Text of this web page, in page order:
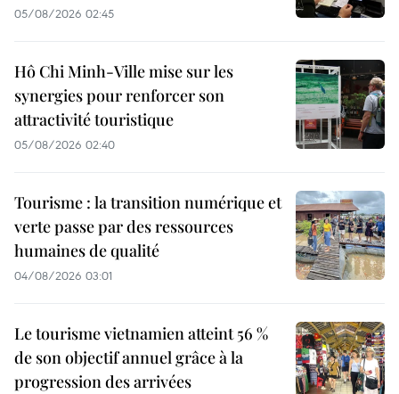
05/08/2026 02:45
Hô Chi Minh-Ville mise sur les
synergies pour renforcer son
attractivité touristique
05/08/2026 02:40
Tourisme : la transition numérique et
verte passe par des ressources
humaines de qualité
04/08/2026 03:01
Le tourisme vietnamien atteint 56 %
de son objectif annuel grâce à la
progression des arrivées